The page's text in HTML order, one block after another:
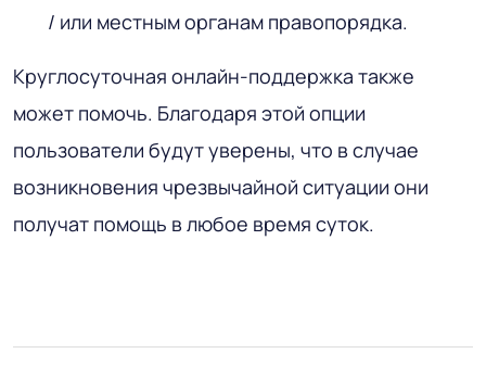
/ или местным органам правопорядка.
Круглосуточная онлайн-поддержка также
может помочь. Благодаря этой опции
пользователи будут уверены, что в случае
возникновения чрезвычайной ситуации они
получат помощь в любое время суток.